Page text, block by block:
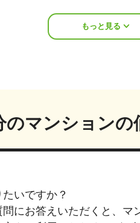
もっと見る
のマンションの
いですか？
にお答えいただくと、マ